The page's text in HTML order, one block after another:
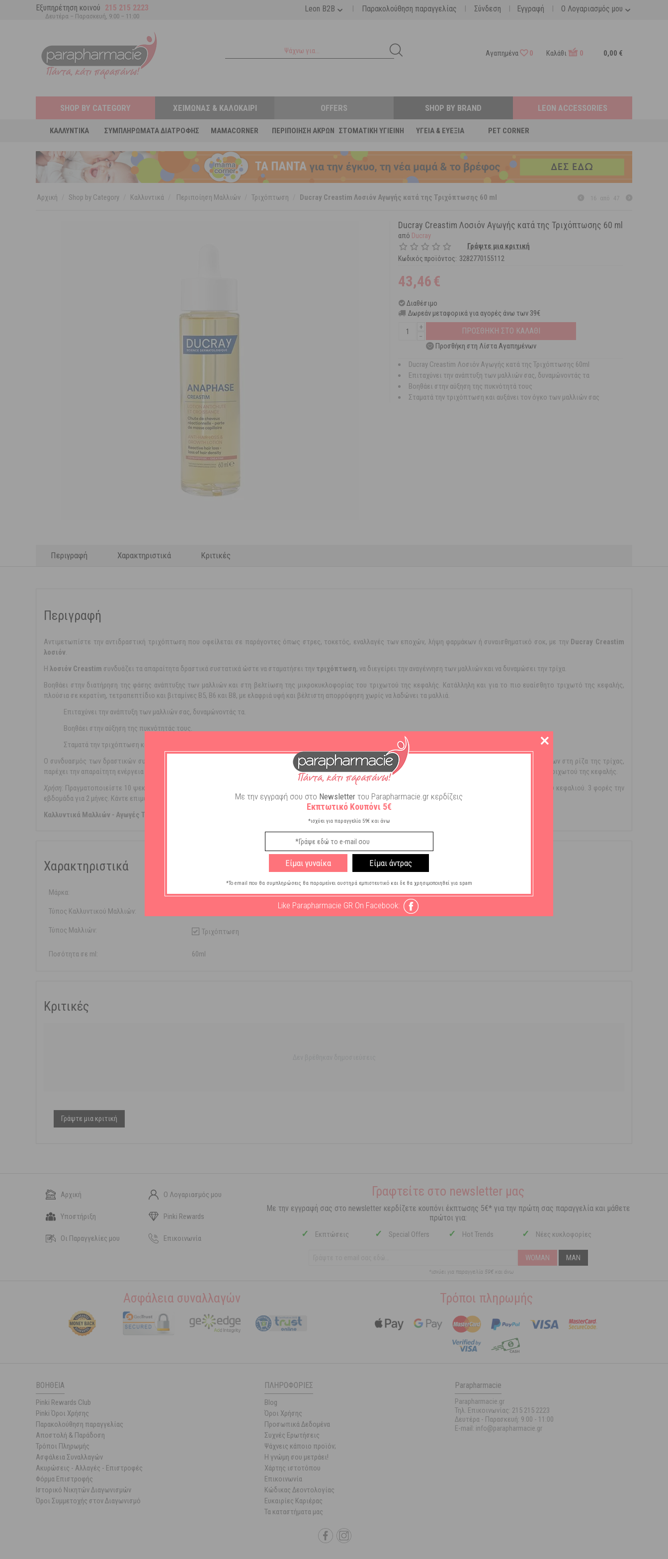
Εξυπηρέτηση κοινού 215 215 2223
Δευτέρα – Παρασκευή, 9:00 – 11:00
Ο Λογαριασμός μου
Leon B2B | Παρακολούθηση παραγγελίας | Σύνδεση | Εγγραφή |
Αγαπημένα 0 Καλάθι 0 0,00 €
SHOP BY CATEGORY
ΚΑΛΛΥΝΤΙΚΆ ΣΥΜΠΛΗΡΏΜΑΤΑ ΔΙΑΤΡΟΦΉΣ MAMACORNER ΠΕΡΙΠΟΊΗΣΗ ΆΚΡΩΝ ΣΤΟΜΑΤΙΚΉ ΥΓΙΕΙΝΉ ΥΓΕΊΑ & ΕΥΕΞΊΑ PET CORNER
ΧΕΙΜΏΝΑΣ & ΚΑΛΟΚΑΊΡΙ OFFERS SHOP BY BRAND LEON ACCESSORIES
Αρχική Shop by Category Καλλυντικά Περιποίηση Μαλλιών Τριχόπτωση Ducray Creastim Λοσιόν Αγωγής κατά της Τριχόπτωσης 60 ml
Ducray Creastim Λοσιόν Αγωγής κατά της Τριχόπτωσης 60 ml
από Ducray
Γράψτε μια κριτική
Κωδικός προϊόντος: 3282770155112
43,46€
Διαθέσιμο
Δωρεάν μεταφορικά για αγορές άνω των 39€
+
−
ΠΡΟΣΘΗΚΗ ΣΤΟ ΚΑΛΑΘΙ
Προσθήκη στη Λίστα Αγαπημένων
Ducray Creastim Λοσιόν Αγωγής κατά της Τριχόπτωσης 60ml
Επιταχύνει την ανάπτυξη των μαλλιών σας, δυναμώνοντάς τα
Βοηθάει στην αύξηση της πυκνότητά τους
Σταματά την τριχόπτωση και αυξάνει τον όγκο των μαλλιών σας
Περιγραφή Χαρακτηριστικά Κριτικές
Περιγραφή
Αντιμετωπίστε την αντιδραστική τριχόπτωση που οφείλεται σε παράγοντες όπως στρες, τοκετός, εναλλαγές των εποχών, λήψη φαρμάκων ή συναισθηματικό σοκ, με την Ducray Creastim
λοσιόν.
Η λοσιόν Creastim συνδυάζει τα απαραίτητα δραστικά συστατικά ώστε να σταματήσει την τριχόπτωση, να διεγείρει την αναγέννηση των μαλλιών και να δυναμώσει την τρίχα.
Βοηθάει στην διατήρηση της φάσης ανάπτυξης των μαλλιών και στη βελτίωση της μικροκυκλοφορίας του τριχωτού της κεφαλής. Κατάλληλη και για το πιο ευαίσθητο τριχωτό της κεφαλής,
πλούσια σε κερατίνη, τετραπεπτίδιο και βιταμίνες Β5, Β6 και Β8, με ελαφριά υφή και βέλτιστη απορρόφηση χωρίς να λαδώνει τα μαλλιά.
Επιταχύνει την ανάπτυξη των μαλλιών σας, δυναμώνοντάς τα.
Βοηθάει στην αύξηση της πυκνότητάς τους.
Σταματά την τριχόπτωση και αυξάνει τον όγκο των μαλλιών σας.
Ο συνδυασμός των δραστικών συστατικών που περιέχει δρα ως πραγματικός καταλύτης της φάσης ανάπτυξης των μαλλιών. Ευνοεί τον πολλαπλασιασμό των κυττάρων στη ρίζα της τρίχας,
παρέχει την απαραίτητη ενέργεια και διεγείρει τους κύριους παράγοντες που επιδρούν στη διατήρηση της φάσης ανάπτυξης των μαλλιών και στη μικροκυκλοφορία του τριχωτού της κεφαλής.
Xρήση: Πραγματοποιείστε 10 ψεκασμούς σε όλο το τριχωτό της κεφαλής, έχοντας προηγουμένως κάνει χωρίστρες ώστε το προϊόν να έρθει σε επαφή με το δέρμα του κεφαλιού. 3 φορές την
εβδομάδα για 2 μήνες. Κάντε επιμελές μασάζ. Δεν ξεπλένεται. Μη λουστείτε μέσα στις επόμενες 2 ώρες.
Καλλυντικά Μαλλιών - Αγωγές Τριχόπτωσης
Χαρακτηριστικά
Μάρκα: Ducray
Τύπος Καλλυντικού Μαλλιών:
Τύπος Μαλλιών: Τριχόπτωση
Ποσότητα σε ml: 60ml
Κριτικές
Γράψτε μια κριτική
Αρχική Ο Λογαριασμός μου
Υποστήριξη Pinki Rewards
Οι Παραγγελίες μου Επικοινωνία
Γραφτείτε στο newsletter μας
Με την εγγραφή σας στο newsletter κερδίζετε κουπόνι έκπτωσης 5€* για την πρώτη σας παραγγελία και μάθετε
πρώτοι για:
✓ Εκπτώσεις ✓ Special Offers ✓ Hot Trends ✓ Νέες κυκλοφορίες
WOMAN MAN
*ισχύει για παραγγελία 59€ και άνω
Ασφάλεια συναλλαγών Τρόποι πληρωμής
ΒΟΉΘΕΙΑ
Pinki Rewards Club
Pinki Όροι Χρήσης
Παρακολούθηση παραγγελίας
Αποστολή & Παράδοση
Τρόποι Πληρωμής
Ασφάλεια Συναλλαγών
Ακυρώσεις - Αλλαγές - Επιστροφές
Φόρμα Επιστροφής
Ιστορικό Νικητών Διαγωνισμών
Όροι Συμμετοχής στον Διαγωνισμό
ΠΛΗΡΟΦΟΡΊΕΣ
Blog
Όροι Χρήσης
Προσωπικά Δεδομένα
Συχνές Ερωτήσεις
Ψάχνεις κάποιο προϊόν;
Η γνώμη σου μετράει!
Χάρτης ιστοτόπου
Επικοινωνία
Κώδικας Δεοντολογίας
Ευκαιρίες Καριέρας
Τα καταστήματα μας
Parapharmacie
Parapharmacie.gr
Τηλ. Επικοινωνίας: 215 215 2223
Δευτέρα - Παρασκευή: 9:00 - 11:00
E-mail: info@parapharmacie.gr
Με την εγγραφή σου στο Newsletter του Parapharmacie.gr κερδίζεις
Εκπτωτικό Κουπόνι 5€
*ισχύει για παραγγελία 59€ και άνω
Είμαι γυναίκα Είμαι άντρας
*Το email που θα συμπληρώσεις θα παραμείνει αυστηρά εμπιστευτικό και δε θα χρησιμοποιηθεί για spam
Like Parapharmacie GR On Facebook: